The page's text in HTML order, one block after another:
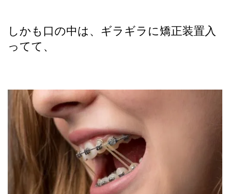
しかも口の中は、ギラギラに矯正装置入
ってて、